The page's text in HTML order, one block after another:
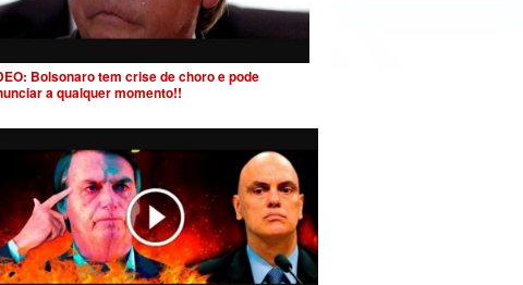
Bolsonaro tem crise de choro e pode
a qualquer momento!!